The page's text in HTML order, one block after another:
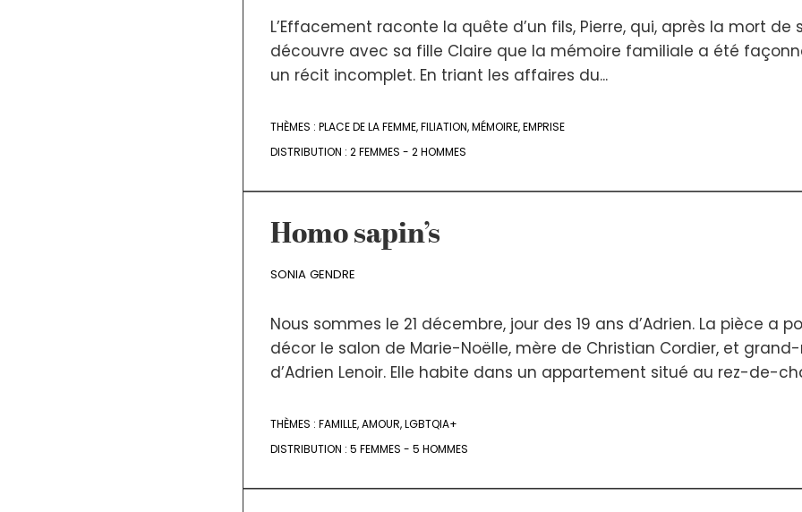
L’Effacement raconte la quête d’un fils, Pierre, qui, après la mort de
découvre avec sa fille Claire que la mémoire familiale a été
un récit incomplet. En triant les affaires du...
THÈMES : PLACE DE LA FEMME,FILIATION,MÉMOIRE,EMPRISE
DISTRIBUTION : 2 FEMMES - 2 HOMMES
Homo sapin’s
SONIA GENDRE
Nous sommes le 21 décembre, jour des 19 ans d’Adrien. La pièce a
décor le salon de Marie-Noëlle, mère de Christian Cordier, et
d’Adrien Lenoir. Elle habite dans un appartement situé au rez-de-
THÈMES : FAMILLE,AMOUR,LGBTQIA+
DISTRIBUTION : 5 FEMMES - 5 HOMMES